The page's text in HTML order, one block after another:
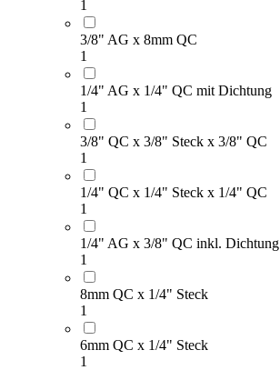
1
3/8" AG x 8mm QC
1
1/4" AG x 1/4" QC mit Dichtung
1
3/8" QC x 3/8" Steck x 3/8" QC
1
1/4" QC x 1/4" Steck x 1/4" QC
1
1/4" AG x 3/8" QC inkl. Dichtung
1
8mm QC x 1/4" Steck
1
6mm QC x 1/4" Steck
1